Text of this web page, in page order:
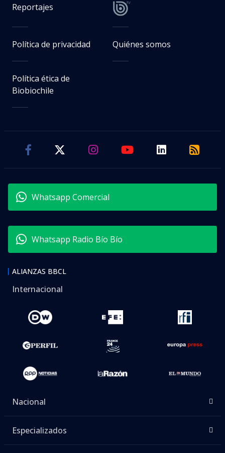
Reportajes
Política de privacidad Quiénes somos
Política ética de
Biobiochile
Whatsapp Comercial
Whatsapp Radio Bío Bío
ALIANZAS BBCL
Internacional
Nacional
Especializados